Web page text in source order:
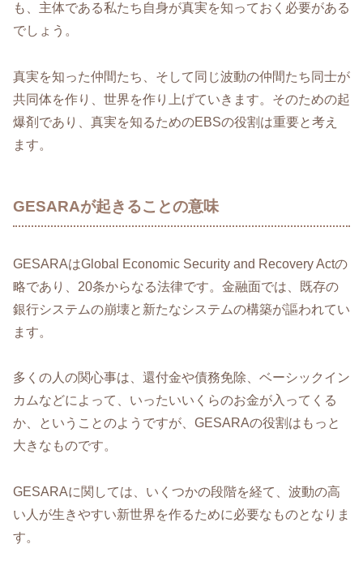
も、主体である私たち自身が真実を知っておく必要がある
でしょう。
真実を知った仲間たち、そして同じ波動の仲間たち同士が
共同体を作り、世界を作り上げていきます。そのための起
爆剤であり、真実を知るためのEBSの役割は重要と考え
ます。
GESARAが起きることの意味
GESARAはGlobal Economic Security and Recovery Actの
略であり、20条からなる法律です。金融面では、既存の
銀行システムの崩壊と新たなシステムの構築が謳われてい
ます。
多くの人の関心事は、還付金や債務免除、ベーシックイン
カムなどによって、いったいいくらのお金が入ってくる
か、ということのようですが、GESARAの役割はもっと
大きなものです。
GESARAに関しては、いくつかの段階を経て、波動の高
い人が生きやすい新世界を作るために必要なものとなりま
す。